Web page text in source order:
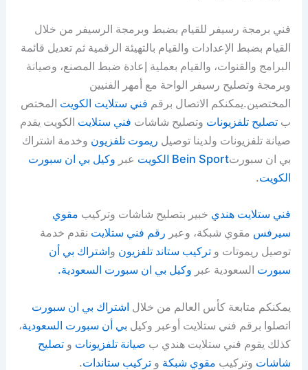
فني برمجة رسيفر للقيام بضبط وبرمجة الرسيفر من خلال
القيام بضبط الإعدادات والقيام بالتهيئة الرقمية ثم تعديل قائمة
البرامج والقنوات، والقيام بعملية إعادة ضبط المصنع، وصيانة
وبرمجة وتصليح رسيفر الواحة مع أمهر الفنيين
المختصين.يمكنكم الاتصال برقم فني ستلايت الكويت المختص
بتصليح تلفزيونات وتصليح شاشات فني ستلايت الكويت يقدم
صيانة تلفزيونات ولدينا توصيل ريموت تلفزيون وخدمة اشتراك
بي ان سبورتBein Sport الكويت عبر وكيل بي ان سبورت
الكويت.
فني ستلايت هندي خبير بتصليح شاشات وتركيب مقوي
سيرفس مقوي شبكة، وعبر رقم فني ستلايت نقدم خدمة
توصيل ريموتات وتركيب ستاند تلفزيون واشتراك بي أن
سبورت السعودية عبر وكيل بي ان سبورت السعودية.
يمكنكم متابعة كأس العالم من خلال اشتراك بي ان سبورت
اتصلوا برقم فني ستلايت أوعبر وكيل بي أن سبورت السعودية،
كذلك يقوم فني ستلايت هندي ب صيانة تلفزيونات وتصليح
شاشات وتركيب مقوي شبكة وتركيب ستاندات.